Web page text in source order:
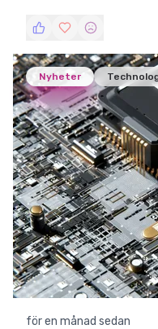
Europa.
Nyheter
för en månad sedan